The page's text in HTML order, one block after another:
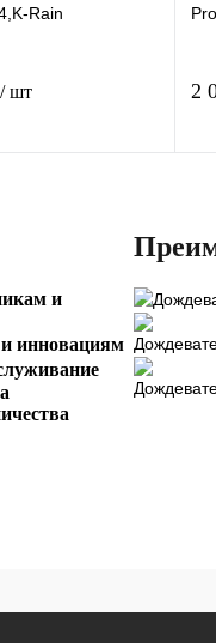
Rain
/ шт
1
Сравнение
Остаток:
(3)
2
и
инновациям